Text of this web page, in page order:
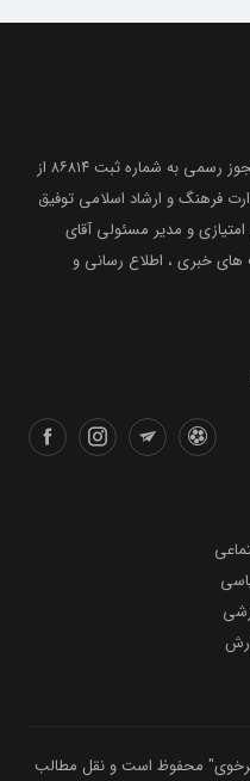
با اخذ مجوز رسمی به شماره ثبت ۸۶۸۱۴ از
فرهنگ و ارشاد اسلامی توفیق
ماه سال ۱۳۹۹ با صاحب امتیازی و مدیر مسئولی آقای
خبری ، اطلاع رسانی و
محفوظ است و نقل مطالب